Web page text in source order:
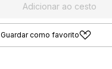
Adicionar ao cesto
Guardar como favorito